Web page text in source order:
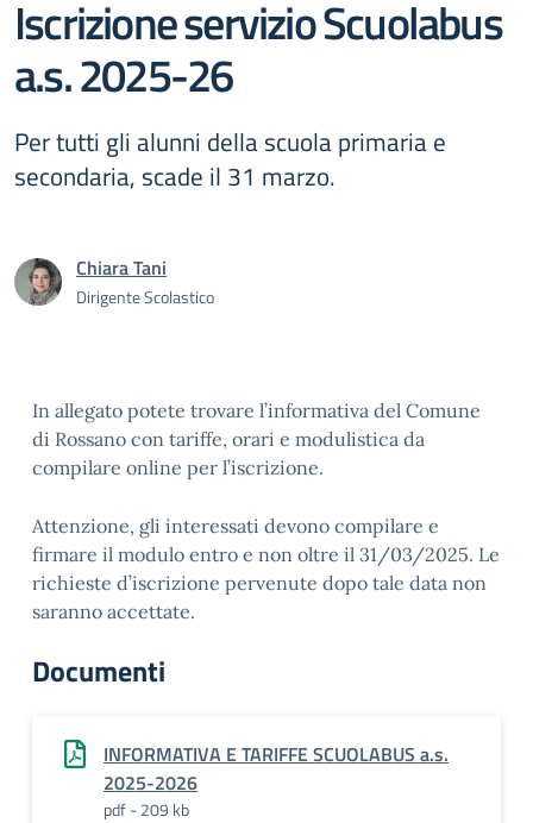
Iscrizione servizio Scuolabus
a.s. 2025-26
Per tutti gli alunni della scuola primaria e
secondaria, scade il 31 marzo.
Chiara Tani
Dirigente Scolastico
In allegato potete trovare l’informativa del Comune
di Rossano con tariffe, orari e modulistica da
compilare online per l’iscrizione.
Attenzione, gli interessati devono compilare e
firmare il modulo entro e non oltre il 31/03/2025. Le
richieste d’iscrizione pervenute dopo tale data non
saranno accettate.
Documenti
INFORMATIVA E TARIFFE SCUOLABUS a.s.
2025-2026
pdf - 209 kb